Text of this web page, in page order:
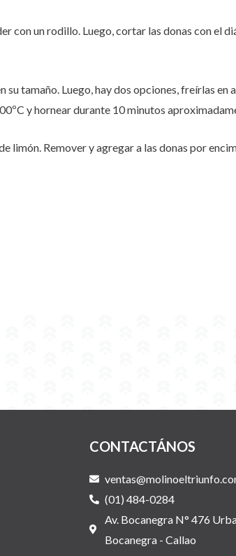
con un rodillo. Luego, cortar las donas con el
tamaño. Luego, hay dos opciones, freírlas en
y hornear durante 10 minutos
limón. Remover y agregar a las donas por
CONTACTÁNOS
(01) 484-0284
Av. Bocanegra N° 476
Bocanegra - Callao